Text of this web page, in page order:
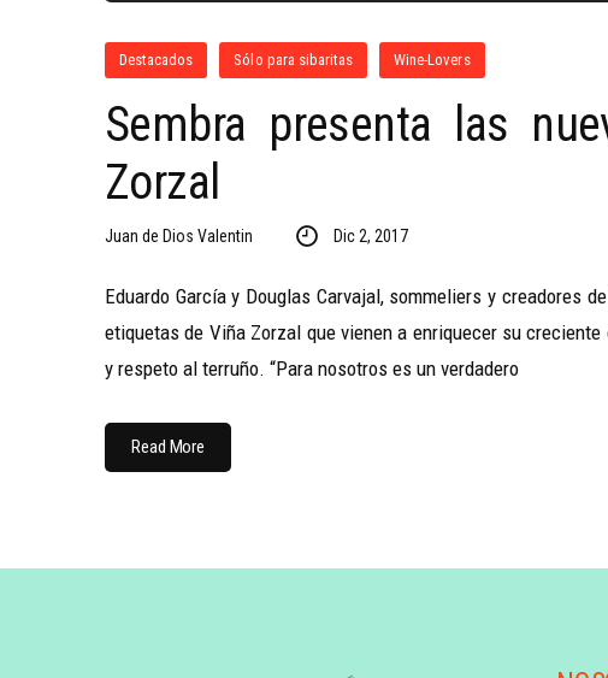
Destacados Sólo para sibaritas Wine-Lovers
Sembra presenta las
Zorzal
Juan de Dios Valentin Dic 2, 2017
Eduardo García y Douglas Carvajal, sommeliers y creadores
etiquetas de Viña Zorzal que vienen a enriquecer su
y respeto al terruño. “Para nosotros es un verdadero
Read More